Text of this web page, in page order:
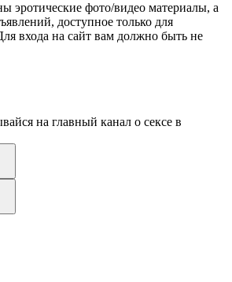
эротические фото/видео материалы, а
доступное только для
входа на сайт вам должно быть не
на главный канал о сексе в